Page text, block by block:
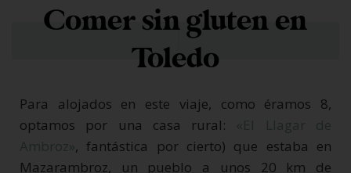
Comer sin gluten en
Toledo
Para alojados en este viaje, como éramos 8,
optamos por una casa rural: «El Llagar de
Ambroz», fantástica por cierto) que estaba en
Mazarambroz, un pueblo a unos 20 km de